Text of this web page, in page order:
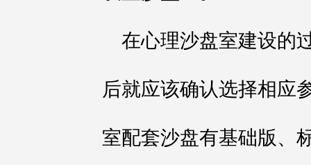
在心理沙盘室建设的
后就应该确认选择相应
室配套沙盘有基础版、